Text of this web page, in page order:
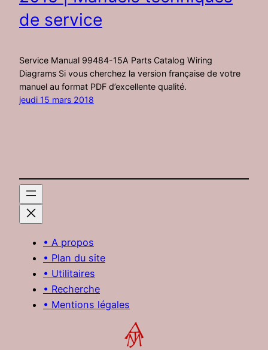
de service
Service Manual 99484-15A Parts Catalog Wiring
Diagrams Si vous cherchez la version française de votre
manuel au format PDF d’excellente qualité.
jeudi 15 mars 2018
• A propos
• Plan du site
• Utilitaires
• Recherche
• Mentions légales